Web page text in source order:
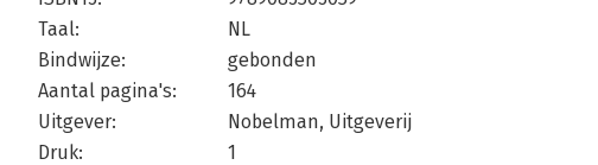
Taal:
NL
Bindwijze:
gebonden
Aantal pagina's:
164
Uitgever:
Nobelman, Uitgeverij
Druk:
1